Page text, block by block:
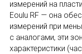
измерений на
Eoulu RF — она
измерений при
с аналогами, эти
характеристики